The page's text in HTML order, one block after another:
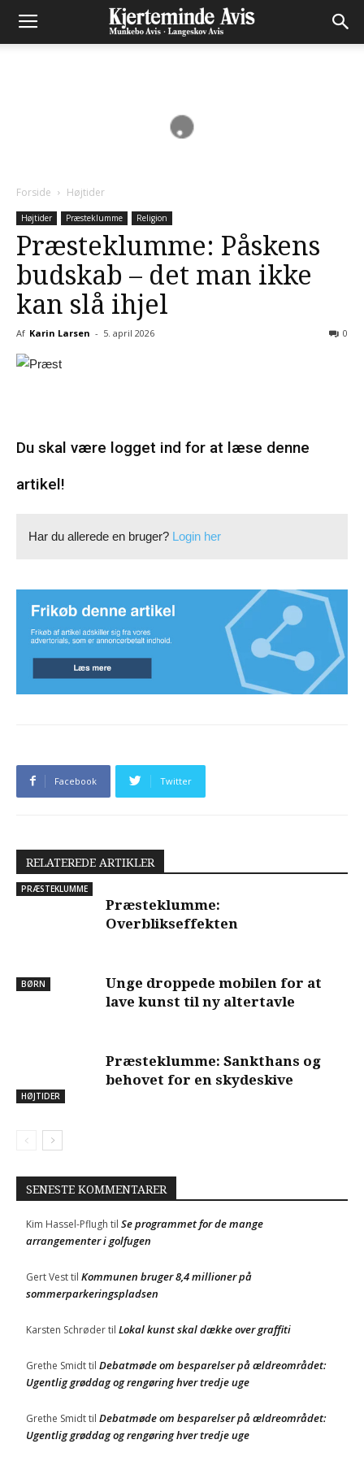
Forside Højtider
Højtider Præsteklumme Religion
Præsteklumme: Påskens
budskab – det man ikke
kan slå ihjel
Af Karin Larsen - 5. april 2026 0
Du skal være logget ind for at læse denne
artikel!
Har du allerede en bruger? Login her
Facebook Twitter
RELATEREDE ARTIKLER
PRÆSTEKLUMME
Præsteklumme:
Overblikseffekten
BØRN
Unge droppede mobilen for at
lave kunst til ny altertavle
HØJTIDER
Præsteklumme: Sankthans og
behovet for en skydeskive
SENESTE KOMMENTARER
Kim Hassel-Pflugh til Se programmet for de mange
arrangementer i golfugen
Gert Vesttil Kommunen bruger 8,4 millioner på
sommerparkeringspladsen
Karsten Schrødertil Lokal kunst skal dække over graffiti
Grethe Smidttil Debatmøde om besparelser på ældreområdet:
Ugentlig grøddag og rengøring hver tredje uge
Grethe Smidttil Debatmøde om besparelser på ældreområdet:
Ugentlig grøddag og rengøring hver tredje uge